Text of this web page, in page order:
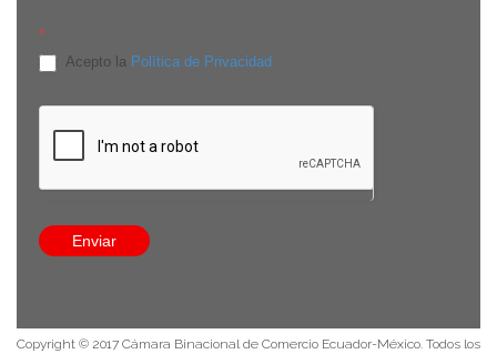
Los Shyris, piso 8, oficina 8C. Quito, Pichincha - Ecuador
*
Acepto la Política de Privacidad
Enviar
Copyright © 2017 Cámara Binacional de Comercio Ecuador-México. Todos los